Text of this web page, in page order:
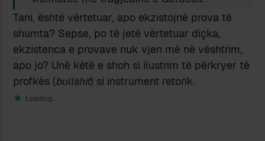
Tani, është vërtetuar, apo ekzistojnë prova të
shumta? Sepse, po të jetë vërtetuar diçka,
ekzistenca e provave nuk vjen më në vështrim,
apo jo? Unë këtë e shoh si ilustrim të përkryer të
profkës (bullshit) si instrument retorik.
Loading...